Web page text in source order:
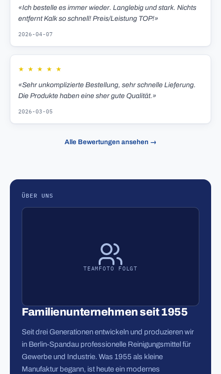
«Ich bestelle es immer wieder. Langlebig und stark. Nichts
entfernt Kalk so schnell! Preis/Leistung TOP!»
2026-04-07
★ ★ ★ ★ ★
«Sehr unkomplizierte Bestellung, sehr schnelle Lieferung.
Die Produkte haben eine sher gute Qualität.»
2026-03-05
Alle Bewertungen ansehen →
ÜBER UNS
TEAMFOTO FOLGT
Familienunternehmen seit 1955
Seit drei Generationen entwickeln und produzieren wir
in Berlin-Spandau professionelle Reinigungsmittel für
Gewerbe und Industrie. Was 1955 als kleine
Manufaktur begann, ist heute ein modernes